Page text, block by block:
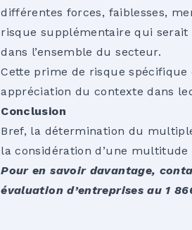
différentes forces, faiblesses,
risque supplémentaire qui serait
dans l’ensemble du secteur.
Cette prime de risque spécifique
appréciation du contexte dans
Conclusion
Bref, la détermination du
la considération d’une
Pour en savoir davantage,
évaluation d’entreprises au 1